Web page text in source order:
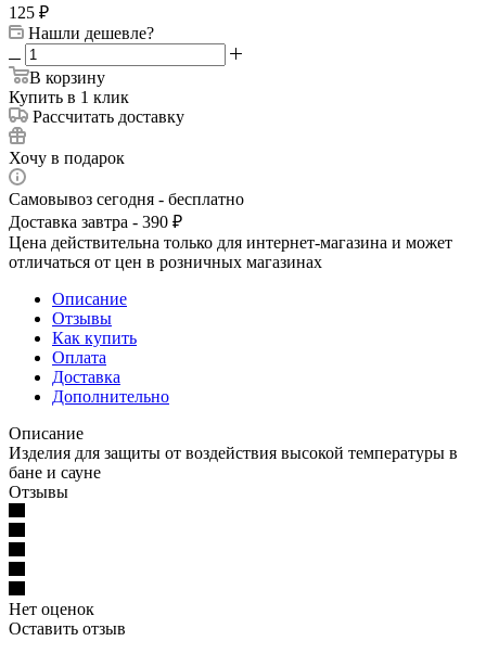
125 ₽
Нашли дешевле?
В корзину
Купить в 1 клик
Рассчитать доставку
Хочу в подарок
Самовывоз сегодня - бесплатно
Доставка завтра - 390 ₽
Цена действительна только для интернет-магазина и может
отличаться от цен в розничных магазинах
Описание
Отзывы
Как купить
Оплата
Доставка
Дополнительно
Описание
Изделия для защиты от воздействия высокой температуры в
бане и сауне
Отзывы
Нет оценок
Оставить отзыв